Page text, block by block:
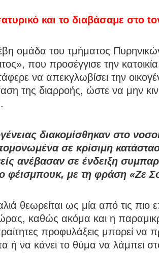
και το διαβάσαμε στο
ομάδα του τμήματος
που προσέγγισε την κατοικία
να απεκγλωβίσει την
της διαρροής, ώστε να μην
διακομίσθηκαν στο
σε κρίσιμη
ανέβασαν σε ένδειξη
φέισμπουκ, με τη φράση «Ζε
θεωρείται ως μία από τις πιο
καθώς ακόμα και η
προφυλάξεις μπορεί να
ή να κάνει το θύμα να λάμπει